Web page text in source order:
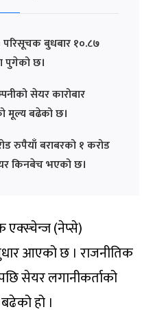
बुधबार १०.८७
पुगेको छ।
सेयर कारोबार
मूल्य बढेको छ।
रुपैयाँ बराबरको १ करोड
किनबेच भएको छ।
एक्स्चेन्ज (नेप्से)
आएको छ । राजनीतिक
सेयर लगानीकर्ताको
हो ।